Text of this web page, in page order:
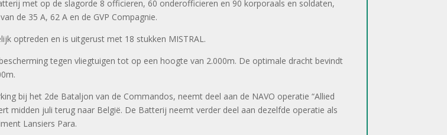
met op de slagorde 8 officieren, 60 onderofficieren en 90 korporaals en soldaten,
de 35 A, 62 A en de GVP Compagnie.
optreden en is uitgerust met 18 stukken MISTRAL.
tegen vliegtuigen tot op een hoogte van 2.000m. De optimale dracht bevindt
bij het 2de Bataljon van de Commandos, neemt deel aan de NAVO operatie “Allied
midden juli terug naar België. De Batterij neemt verder deel aan dezelfde operatie als
Lansiers Para.